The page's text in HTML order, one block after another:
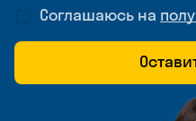
Соглашаюсь на